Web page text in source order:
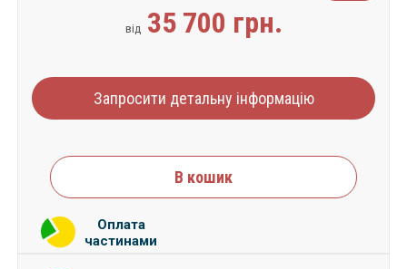
від 35 700 грн.
Запросити детальну інформацію
В кошик
Оплата
частинами